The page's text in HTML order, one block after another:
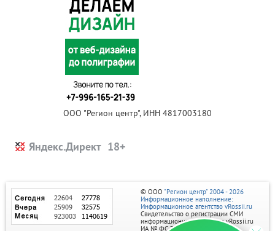
ООО "Регион центр", ИНН 4817003180
Яндекс.Директ
© ООО "Регион центр" 2004 - 2026
Информационное наполнение:
Информационное агентство vRossii.ru
Свидетельство о регистрации СМИ
информационного агентства vRossii.ru
ИА № ФС 77‑35502